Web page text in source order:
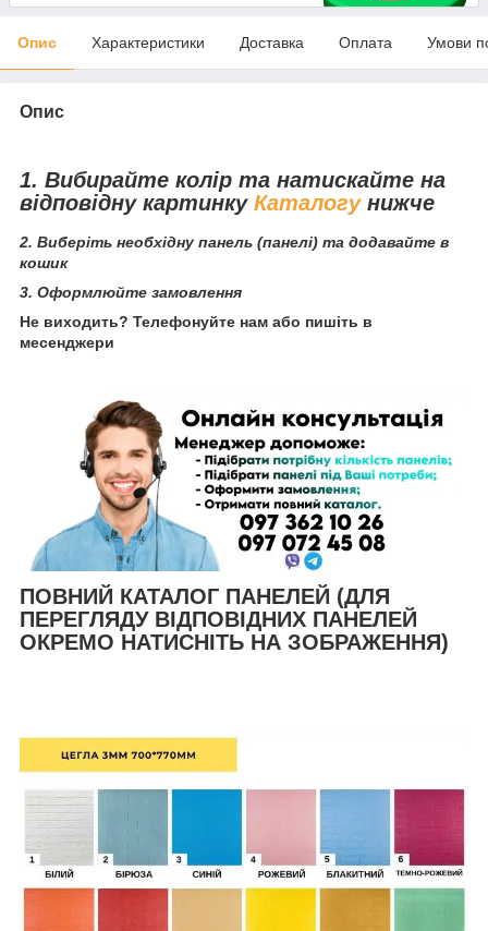
Опис Характеристики Доставка Оплата Умови
Опис
1. Вибирайте колір та натискайте на
відповідну картинку Каталогунижче
2. Виберіть необхідну панель (панелі) та додавайте в
кошик
3. Оформлюйте замовлення
Не виходить? Телефонуйте нам або пишіть в
месенджери
ПОВНИЙ КАТАЛОГ ПАНЕЛЕЙ (ДЛЯ
ПЕРЕГЛЯДУ ВІДПОВІДНИХ ПАНЕЛЕЙ
ОКРЕМО НАТИСНІТЬ НА ЗОБРАЖЕННЯ)